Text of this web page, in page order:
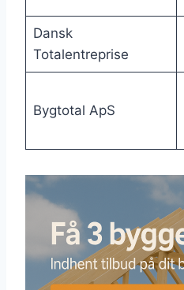
Dansk
Totalentreprise
Bygtotal ApS